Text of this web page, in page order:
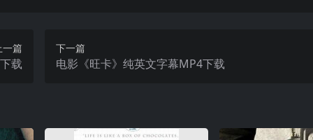
一篇
载
下一篇
电影《旺卡》纯英文字幕MP4下载